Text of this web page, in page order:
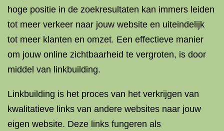
hoge positie in de zoekresultaten kan immers leiden
tot meer verkeer naar jouw website en uiteindelijk
tot meer klanten en omzet. Een effectieve manier
om jouw online zichtbaarheid te vergroten, is door
middel van linkbuilding.
Linkbuilding is het proces van het verkrijgen van
kwalitatieve links van andere websites naar jouw
eigen website. Deze links fungeren als